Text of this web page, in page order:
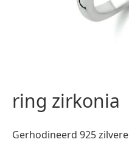
ring zirkonia
Gerhodineerd 925